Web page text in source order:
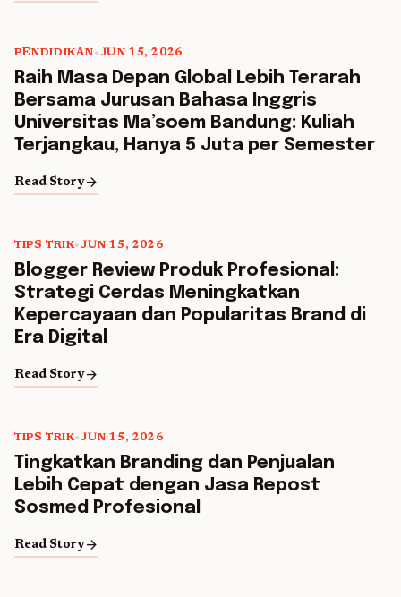
PENDIDIKAN• JUN 15, 2026
Raih Masa Depan Global Lebih Terarah
Bersama Jurusan Bahasa Inggris
Universitas Ma’soem Bandung: Kuliah
Terjangkau, Hanya 5 Juta per Semester
Read Storyarrow_forward
TIPS TRIK• JUN 15, 2026
Blogger Review Produk Profesional:
Strategi Cerdas Meningkatkan
Kepercayaan dan Popularitas Brand di
Era Digital
Read Storyarrow_forward
TIPS TRIK• JUN 15, 2026
Tingkatkan Branding dan Penjualan
Lebih Cepat dengan Jasa Repost
Sosmed Profesional
Read Storyarrow_forward